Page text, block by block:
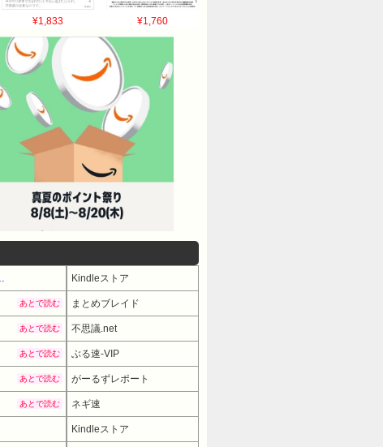
¥1,833 ¥1,760
Kindleストア
あとで読む まとめブレイド
あとで読む 不思議.net
あとで読む ぶる速-VIP
あとで読む がーるずレポート
あとで読む ネギ速
Kindleストア